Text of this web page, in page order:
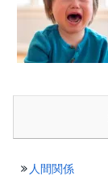
人間関係